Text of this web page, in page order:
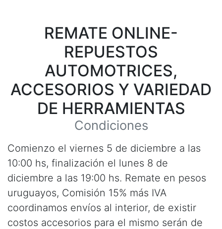
REMATE ONLINE-
REPUESTOS
AUTOMOTRICES,
ACCESORIOS Y VARIEDAD
DE HERRAMIENTAS
Condiciones
Comienzo el viernes 5 de diciembre a las
10:00 hs, finalización el lunes 8 de
diciembre a las 19:00 hs. Remate en pesos
uruguayos, Comisión 15% más IVA
coordinamos envíos al interior, de existir
costos accesorios para el mismo serán de